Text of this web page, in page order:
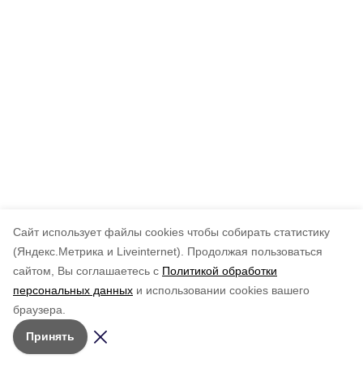
Cайт использует файлы cookies чтобы собирать статистику
(Яндекс.Метрика и Liveinternet).
Продолжая пользоваться
сайтом, Вы соглашаетесь с Политикой обработки
персональных данных и использовании cookies вашего
браузера.
Принять